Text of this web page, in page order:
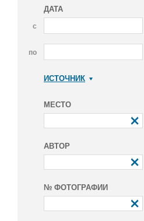
ДАТА
с
по
ИСТОЧНИК
МЕСТО
АВТОР
№ ФОТОГРАФИИ